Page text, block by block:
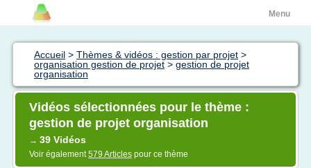
Menu
Accueil > Thèmes & vidéos : gestion par projet >
organisation gestion de projet > gestion de projet
organisation
Vidéos sélectionnées pour le thème :
gestion de projet organisation
→ 39 Vidéos
Voir également579 Articles pour ce thème